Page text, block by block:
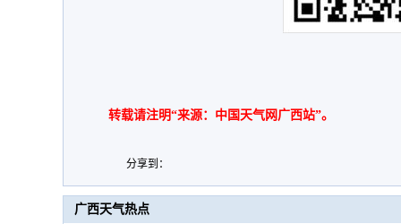
转载请注明“来源：中国天气网广西站”。
分享到：
广西天气热点